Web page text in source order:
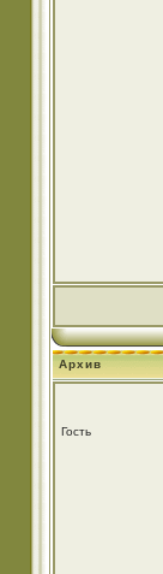
Архив
Гость